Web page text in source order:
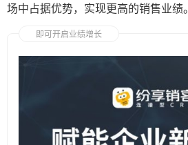
场中占据优势，实现更高的销售业绩。
即可开启业绩增长